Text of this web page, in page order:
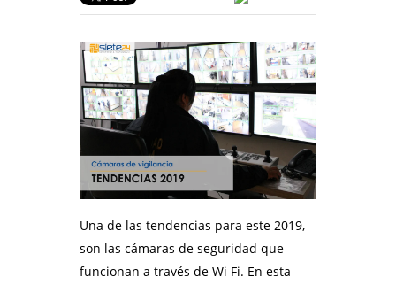
Una de las tendencias para este 2019,
son las cámaras de seguridad que
funcionan a través de Wi Fi. En esta